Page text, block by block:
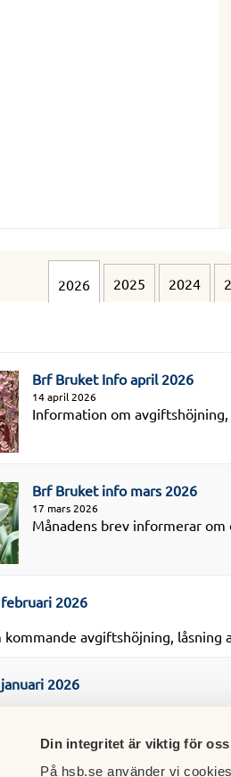
Din integritet är viktig för oss
På hsb.se använder vi
2026 2025 2024
Brf Bruket Info april 2026
14 april 2026
Information om
Brf Bruket info mars 2026
17 mars 2026
Månadens brev informerar
2026
avgiftshöjning, låsning
2026